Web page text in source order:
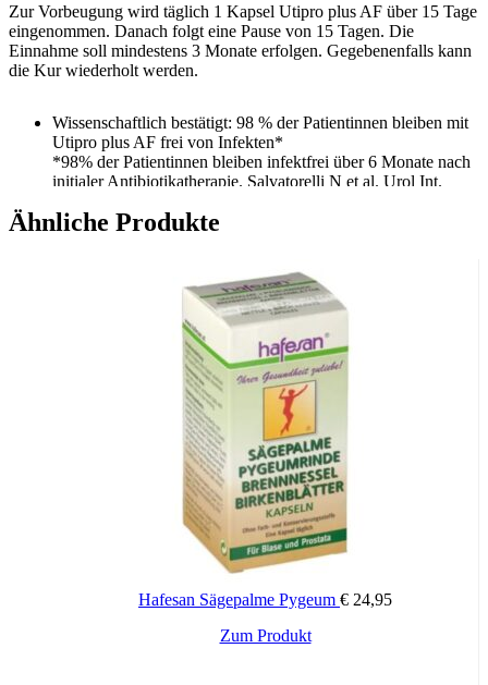
Zur Vorbeugung wird täglich 1 Kapsel Utipro plus AF über 15 Tage
eingenommen. Danach folgt eine Pause von 15 Tagen. Die
Einnahme soll mindestens 3 Monate erfolgen. Gegebenenfalls kann
die Kur wiederholt werden.
Wissenschaftlich bestätigt: 98 % der Patientinnen bleiben mit
Utipro plus AF frei von Infekten*
*98% der Patientinnen bleiben infektfrei über 6 Monate nach
initialer Antibiotikatherapie. Salvatorelli N et al. Urol Int.
Eine Blasenentzündung oder auch Harnwegsinfekt wird fast immer
durch Darmbakterien (z. B. E. coli) verursacht, die vom eigenen
Darm aus über die Harnröhre in die Blase gelangen. Frauen sind
meist häufiger von einem Harnwegsinfekt betroffen als Männer. Die
kürzere Harnröhre und die Nähe zu Scheide und Darm erleichtern
den Bakterien das Aufsteigen in die Harnblase, wo sie die
schmerzhafte Entzündung verursachen.
Typische Symptome sind:
» Schmerzen und Brennen beim Harnlassen
Ähnliche Produkte
Hafesan Sägepalme Pygeum € 24,95
Zum Produkt